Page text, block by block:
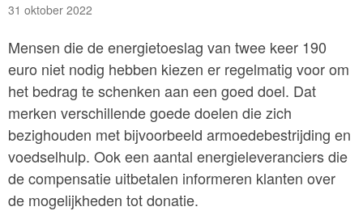
31 oktober 2022
Mensen die de energietoeslag van twee keer 190
euro niet nodig hebben kiezen er regelmatig voor om
het bedrag te schenken aan een goed doel. Dat
merken verschillende goede doelen die zich
bezighouden met bijvoorbeeld armoedebestrijding en
voedselhulp. Ook een aantal energieleveranciers die
de compensatie uitbetalen informeren klanten over
de mogelijkheden tot donatie.